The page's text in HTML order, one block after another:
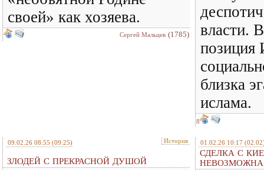
своей» как хозяева.
Сергей Мальцев (1785)
власти.
позиция
близка
ислама.
8
09.02.26 08:55 (09:25) История
ЗЛОДЕЙ С ПРЕКРАСНОЙ ДУШОЙ
01.02.26 10:17
СДЕЛКА С